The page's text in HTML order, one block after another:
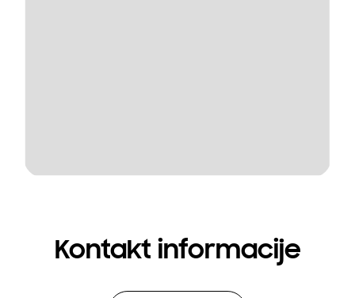
Kontakt informacije